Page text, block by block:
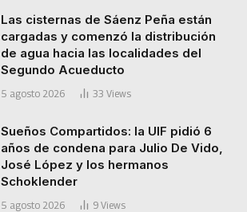
Las cisternas de Sáenz Peña están
cargadas y comenzó la distribución
de agua hacia las localidades del
Segundo Acueducto
5 agosto 2026 33 Views
Sueños Compartidos: la UIF pidió 6
años de condena para Julio De Vido,
José López y los hermanos
Schoklender
5 agosto 2026 9 Views